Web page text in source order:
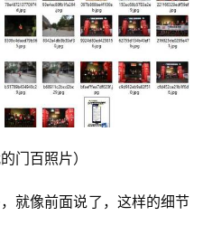
门百照片）
就像前面说了，这样的细节